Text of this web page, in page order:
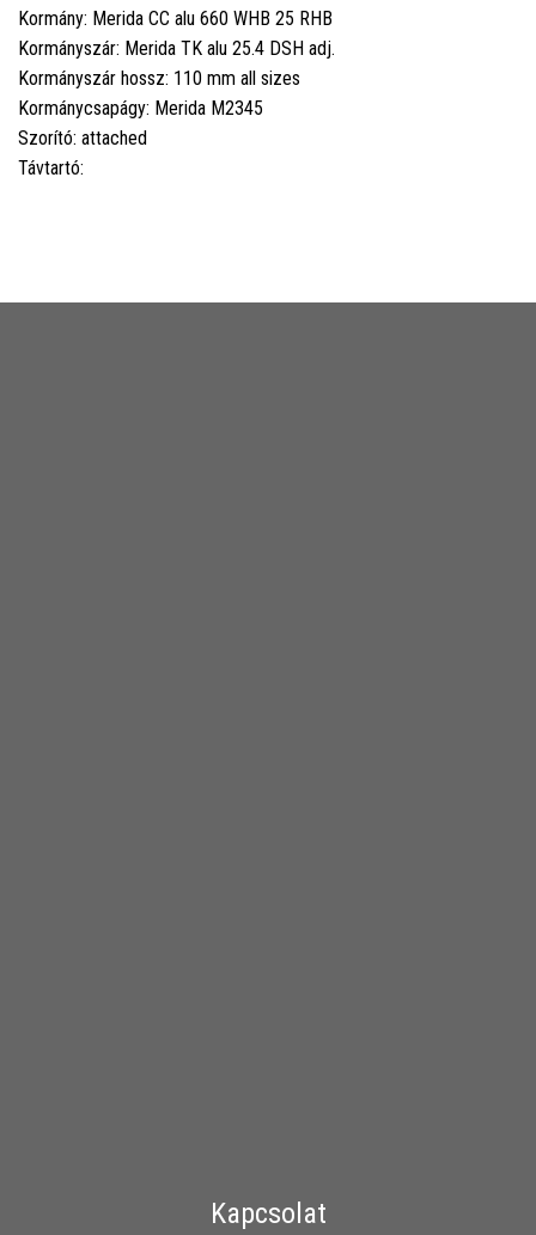
Kormány: Merida CC alu 660 WHB 25 RHB
Kormányszár: Merida TK alu 25.4 DSH adj.
Kormányszár hossz: 110 mm all sizes
Kormánycsapágy: Merida M2345
Szorító: attached
Távtartó:
Kapcsolat